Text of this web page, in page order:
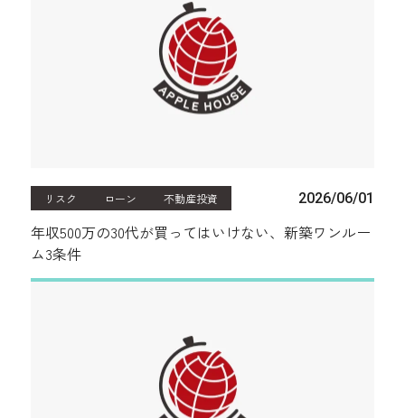
リスク ローン 不動産投資 2026/06/01
年収500万の30代が買ってはいけない、新築ワンルー
ム3条件